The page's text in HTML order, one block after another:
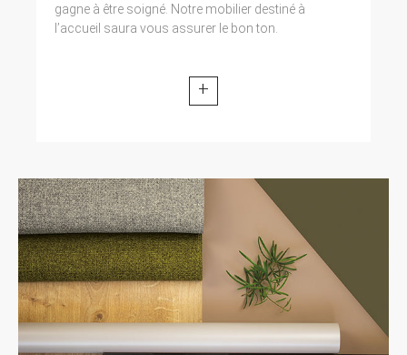
gagne à être soigné. Notre mobilier destiné à
l’accueil saura vous assurer le bon ton.
+